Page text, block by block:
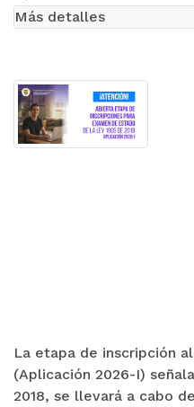
La etapa de inscripción
(Aplicación 2026-I)
2018, se llevará a cabo
Más detalles